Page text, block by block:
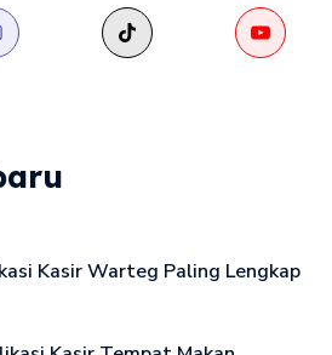
Kasir Warteg Paling Lengkap